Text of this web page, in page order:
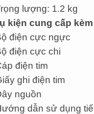
lượng: 1.2 kg
kiện cung cấp
điện cực ngực
điện cực chi
điện tim
ghi điện tim
nguồn
dẫn sử dụng